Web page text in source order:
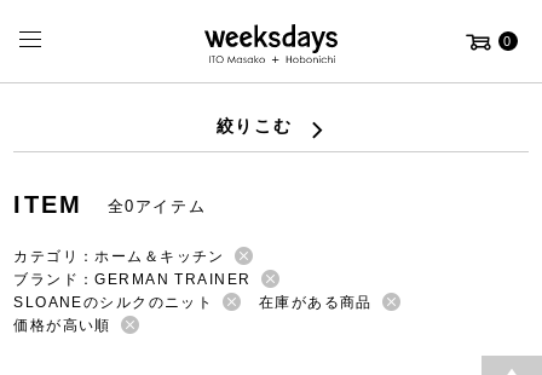
0
絞りこむ
ITEM 全0アイテム
カテゴリ：ホーム＆キッチン
ブランド：GERMAN TRAINER
SLOANEのシルクのニット
在庫がある商品
価格が高い順